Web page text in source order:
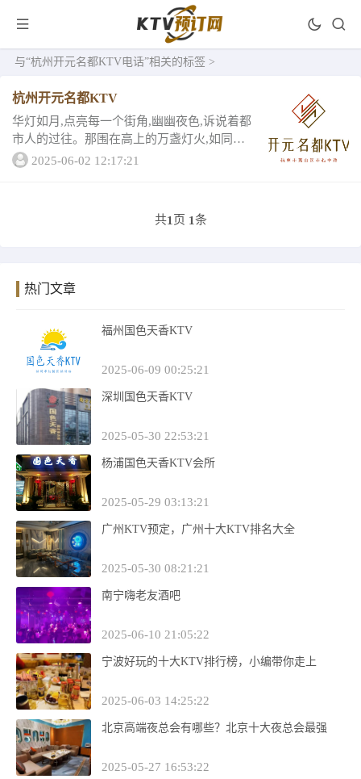
与“杭州开元名都KTV电话”相关的标签 >
杭州开元名都KTV
华灯如月,点亮每一个街角,幽幽夜色,诉说着都
市人的过往。那围在高上的万盏灯火,如同一
串又一串闪光的宝石项链。你是否有许多心
2025-06-02 12:17:21
共1 页 1条
热门文章
福州国色天香KTV
2025-06-09 00:25:21
深圳国色天香KTV
2025-05-30 22:53:21
杨浦国色天香KTV会所
2025-05-29 03:13:21
广州KTV预定，广州十大KTV排名大全
2025-05-30 08:21:21
南宁嗨老友酒吧
2025-06-10 21:05:22
宁波好玩的十大KTV排行榜，小编带你走上
2025-06-03 14:25:22
北京高端夜总会有哪些？北京十大夜总会最强
2025-05-27 16:53:22